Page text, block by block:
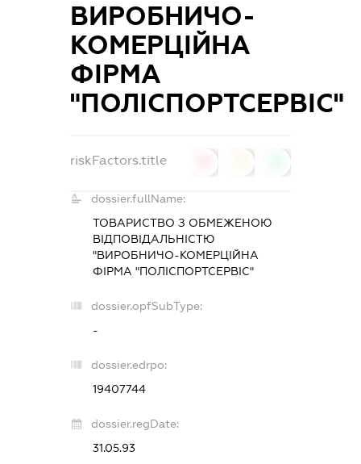
ВИРОБНИЧО-
КОМЕРЦІЙНА
ФІРМА
"ПОЛІСПОРТСЕРВІС"
riskFactors.title
dossier.fullName:
ТОВАРИСТВО З ОБМЕЖЕНОЮ
ВІДПОВІДАЛЬНІСТЮ
"ВИРОБНИЧО-КОМЕРЦІЙНА
ФІРМА "ПОЛІСПОРТСЕРВІС"
dossier.opfSubType:
-
dossier.edrpo:
19407744
dossier.regDate:
31.05.93